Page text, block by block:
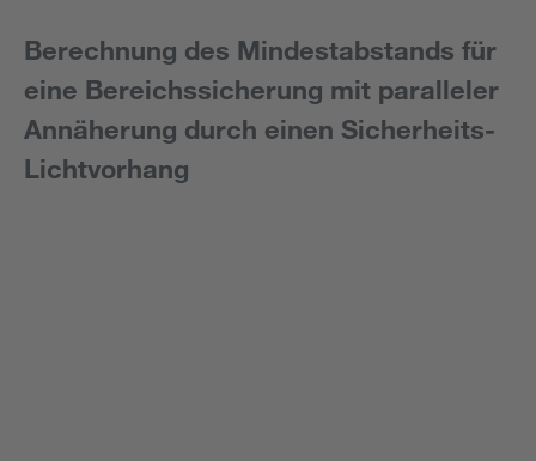
Berechnung des Mindestabstands für
eine Bereichssicherung mit paralleler
Annäherung durch einen Sicherheits-
Lichtvorhang